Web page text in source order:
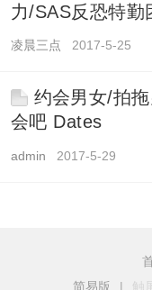
力/SAS反恐特勤
Ultimate Force
凌晨三点 2017-5-25
约会男女/拍
会吧 Dates
admin 2017-5-29
简易版
| 触